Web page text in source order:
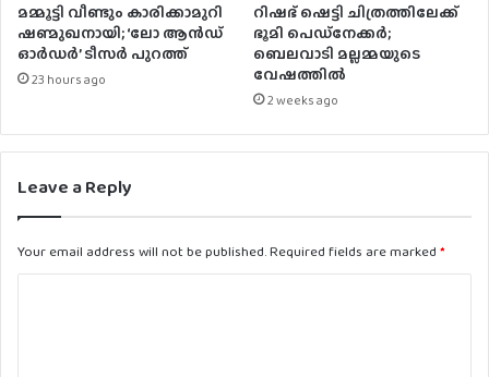
മമ്മൂട്ടി വീണ്ടും കാരിക്കാമുറി
ഷണ്മുഖനായി; ‘ലോ ആൻഡ്
ഓർഡർ’ ടീസർ പുറത്ത്
23 hours ago
റിഷഭ് ഷെട്ടി ചിത്രത്തിലേക്ക്
ഭൂമി പെഡ്‌നേക്കർ;
ബെലവാടി മല്ലമ്മയുടെ
വേഷത്തിൽ
2 weeks ago
Leave a Reply
Your email address will not be published.Required fields are marked *